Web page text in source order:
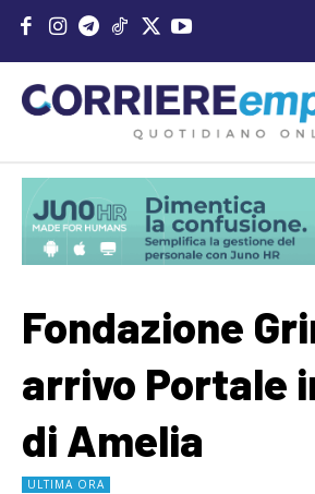
Fondazione
arrivo Portale
di Amelia
ULTIMA ORA